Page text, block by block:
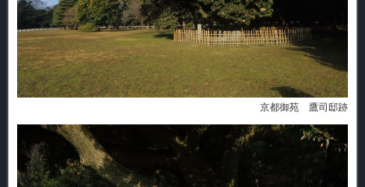
京都御苑 鷹司邸跡